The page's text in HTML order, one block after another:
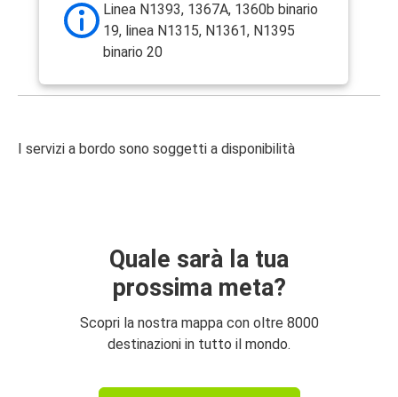
Linea N1393, 1367A, 1360b binario
19, linea N1315, N1361, N1395
binario 20
I servizi a bordo sono soggetti a disponibilità
Quale sarà la tua
prossima meta?
Scopri la nostra mappa con oltre 8000
destinazioni in tutto il mondo.